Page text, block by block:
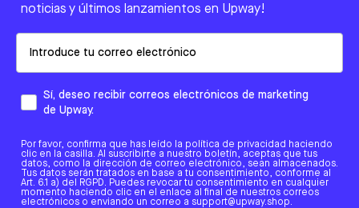
noticias y últimos lanzamientos en Upway!
Sí, deseo recibir correos electrónicos de marketing
de Upway.
Por favor, confirma que has leído la política de privacidad haciendo
clic en la casilla. Al suscribirte a nuestro boletín, aceptas que tus
datos, como la dirección de correo electrónico, sean almacenados.
Tus datos serán tratados en base a tu consentimiento, conforme al
Art. 6.1 a) del RGPD. Puedes revocar tu consentimiento en cualquier
momento haciendo clic en el enlace al final de nuestros correos
electrónicos o enviando un correo a support@upway.shop.